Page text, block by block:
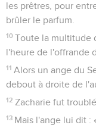
les prêtres, pour
brûler le parfum.
10 Toute la multitude
l'heure de l'offrande
11 Alors un ange du
debout à droite de
12 Zacharie fut
13 Mais l'ange lui dit :